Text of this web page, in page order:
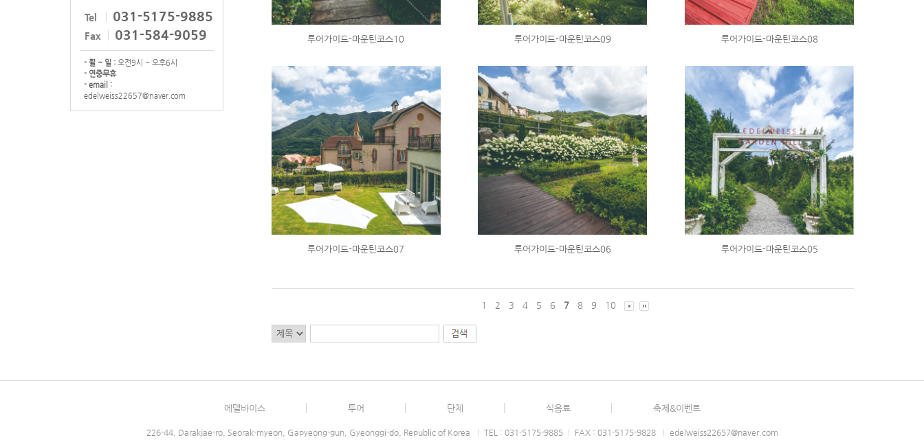
Tel 031-5175-9885
Fax 031-584-9059
- 월 ~ 일 : 오전9시 ~ 오후6시
- 연중무휴
- email :
edelweiss22657@naver.com
투어가이드-마운틴코스10 투어가이드-마운틴코스09 투어가이드-마운틴코스08
투어가이드-마운틴코스07 투어가이드-마운틴코스06 투어가이드-마운틴코스05
1 2 3 4 5 6 7 8 9 10
에델바이스 투어 단체 식음료 축제&이벤트
226-44, Darakjae-ro, Seorak-myeon, Gapyeong-gun, Gyeonggi-do, Republic of Korea TEL : 031-5175-9885 FAX : 031-5175-9828 edelweiss22657@naver.com